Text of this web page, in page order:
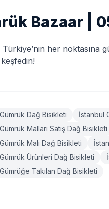
Bazaar |
Türkiye’nin her
keşfedin!
Dağ Bisikleti
İstanbul
Malları Satış Dağ Bisikleti
Malı Dağ Bisikleti
Ürünleri Dağ Bisikleti
Takılan Dağ Bisikleti